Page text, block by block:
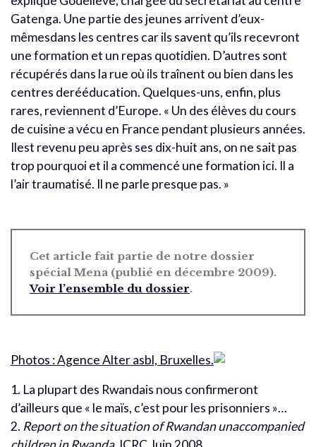
Gatenga. Une partie des jeunes arrivent d’eux-
mêmesdans les centres car ils savent qu’ils recevront
une formation et un repas quotidien. D’autres sont
récupérés dans la rue où ils traînent ou bien dans les
centres derééducation. Quelques-uns, enfin, plus
rares, reviennent d’Europe. « Un des élèves du cours
de cuisine a vécu en France pendant plusieurs années.
Ilest revenu peu après ses dix-huit ans, on ne sait pas
trop pourquoi et il a commencé une formation ici. Il a
l’air traumatisé. Il ne parle presque pas. »
Cet article fait partie de notre dossier
spécial Mena (publié en décembre 2009).
Voir l’ensemble du dossier.
Photos : Agence Alter asbl, Bruxelles.
1. La plupart des Rwandais nous confirmeront
d’ailleurs que « le maïs, c’est pour les prisonniers »…
2. Report on the situation of Rwandan unaccompanied